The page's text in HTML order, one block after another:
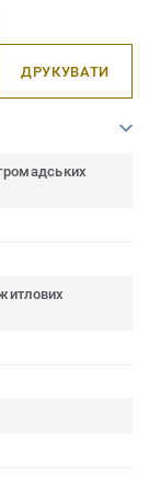
ДРУКУВАТИ